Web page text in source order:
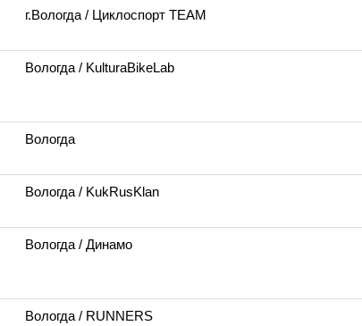
г.Вологда / Циклоспорт TEAM
Вологда / KulturaBikeLab
Вологда
Вологда / KukRusKlan
Вологда / Динамо
Вологда / RUNNERS